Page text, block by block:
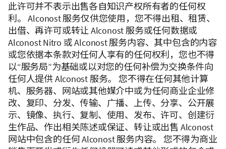
此许可并不表示出售各自知识产权所有者的任何权
利。 Alconost 服务仅供您使用，您不得出租、租赁、
出借、再许可或转让 Alconost 服务或任何数据或
Alconost Nitro 或 Alconost 服务内容、其中包含的内容
或您依据本条款对任何人享有的任何权利，您也不得
以“服务局”为基础或以对您的任何补偿为交换条件向
任何人提供 Alconost 服务。 您不得在任何其他计算
机、服务器、网站或其他媒介中或为任何商业企业修
改、复印、分发、传输、广播、上传、分享、公开展
示、镜像、执行、复制、使用、发布、许可、创建衍
生作品、作出相关陈述或保证、转让或出售 Alconost
网站中包含的任何 Alconost 服务内容。 您不得为商业